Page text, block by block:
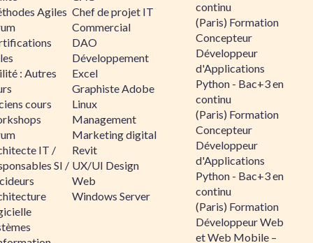
Agiles
: Autres
cours
IT /
SI /
Chef de projet IT
Commercial
DAO
Développement
Excel
Graphiste Adobe
Linux
Management
Marketing digital
Revit
UX/UI Design
Web
Windows Server
continu
(Paris) Formation
Concepteur
Développeur
d'Applications
Python - Bac+3 en
continu
(Paris) Formation
Concepteur
Développeur
d'Applications
Python - Bac+3 en
continu
(Paris) Formation
Développeur Web
et Web Mobile –